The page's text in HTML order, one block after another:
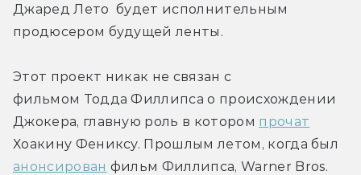
Джаред Лето  будет исполнительным
продюсером будущей ленты.
Этот проект никак не связан с
фильмом Тодда Филлипса о происхождении
Джокера, главную роль в котором прочат
анонсирован фильм Филлипса, Warner Bros.